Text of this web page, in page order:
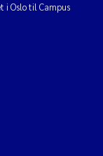
i Oslo til Campus